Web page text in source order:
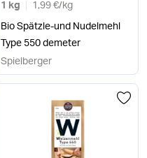
1 kg 1,99 €/ kg
Bio Spätzle-und Nudelmehl
Type 550 demeter
Spielberger